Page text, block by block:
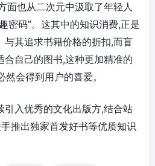
面也从二次元中汲取了年轻人
密码”。这其中的知识消费,正是
与其追求书籍价格的折扣,而盲
合自己的图书,这种更加精准的
然会得到用户的喜爱。
入优秀的文化出版方,结合站
推出独家首发好书等优质知识